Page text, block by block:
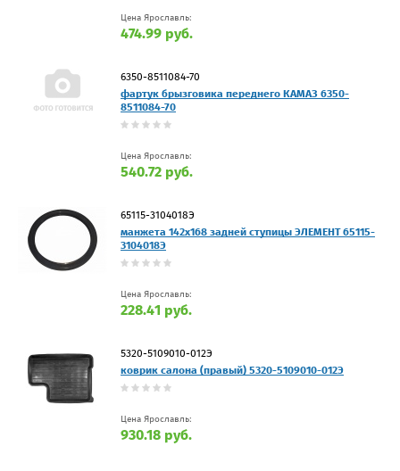
Цена Ярославль:
474.99 руб.
6350-8511084-70
фартук брызговика переднего КАМАЗ 6350-
8511084-70
Цена Ярославль:
540.72 руб.
65115-3104018Э
манжета 142х168 задней ступицы ЭЛЕМЕНТ 65115-
3104018Э
Цена Ярославль:
228.41 руб.
5320-5109010-012Э
коврик салона (правый) 5320-5109010-012Э
Цена Ярославль:
930.18 руб.